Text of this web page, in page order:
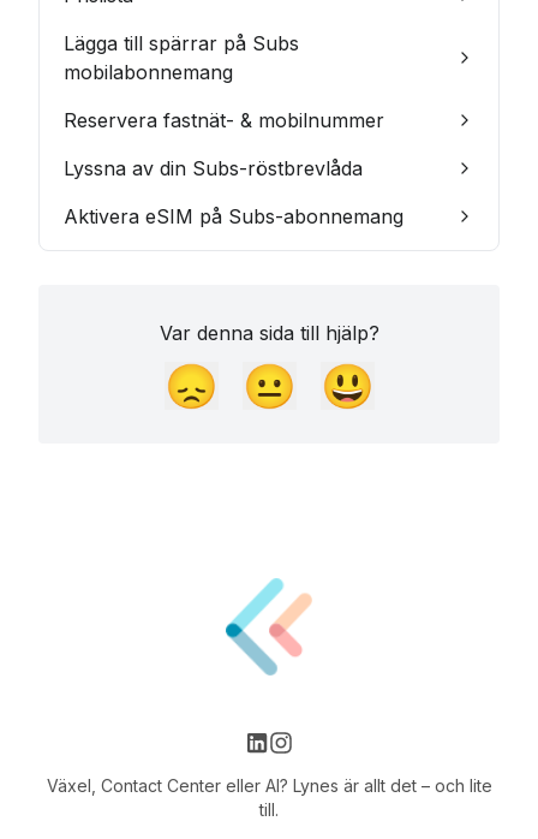
Lägga till spärrar på Subs
mobilabonnemang
Reservera fastnät- & mobilnummer
Lyssna av din Subs-röstbrevlåda
Aktivera eSIM på Subs-abonnemang
Var denna sida till hjälp?
😞 😐 😃
Växel, Contact Center eller AI? Lynes är allt det – och lite
till.